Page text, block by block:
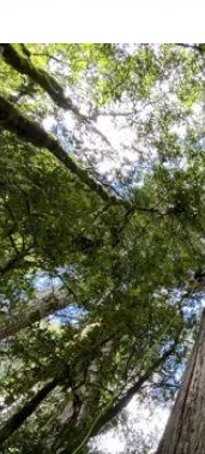
的公牛，無論進退都
球上超過3/4的陸地表
人類迄今所作所為的
以建造新農場、城鎮
沒有野生動物；許多